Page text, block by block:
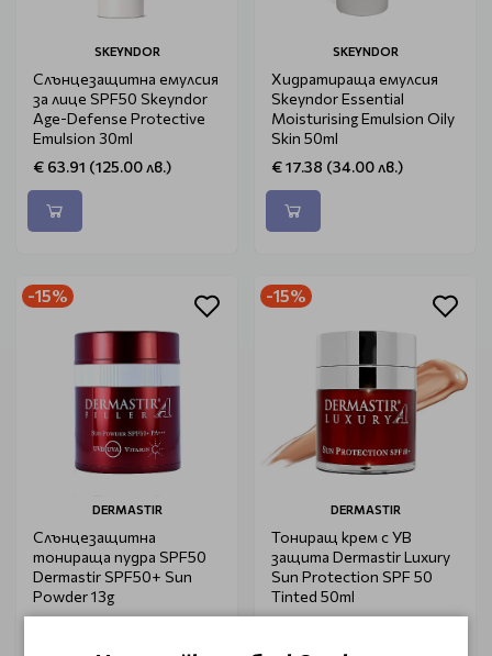
SKEYNDOR
Слънцезащитна емулсия
за лице SPF50 Skeyndor
Age-Defense Protective
Emulsion 30ml
€ 63.91 (125.00 лв.)
SKEYNDOR
Хидратираща емулсия
Skeyndor Essential
Moisturising Emulsion Oily
Skin 50ml
€ 17.38 (34.00 лв.)
-15%
DERMASTIR
Слънцезащитна
тонираща пудра SPF50
Dermastir SPF50+ Sun
Powder 13g
-15%
DERMASTIR
Тониращ крем с УВ
защита Dermastir Luxury
Sun Protection SPF 50
Tinted 50ml